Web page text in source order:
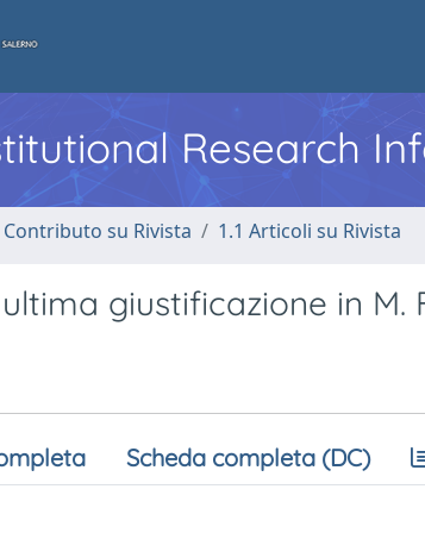
Research
Contributo su Rivista 1.1 Articoli su Rivista
giustificazione in M.
Scheda completa (DC)